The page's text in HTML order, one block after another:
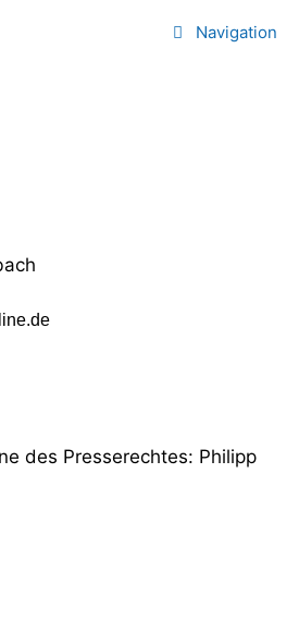
Navigation
des Presserechtes: Philipp